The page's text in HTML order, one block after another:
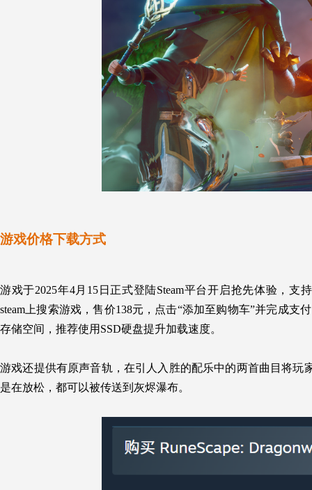
游戏价格下载方式
游戏于2025年4月15日正式登陆Steam平台开启抢先体验，支
steam上搜索游戏，售价138元，点击“添加至购物车”并完成
存储空间，推荐使用SSD硬盘提升加载速度。
游戏还提供有原声音轨，在引人入胜的配乐中的两首曲目将
是在放松，都可以被传送到灰烬瀑布。